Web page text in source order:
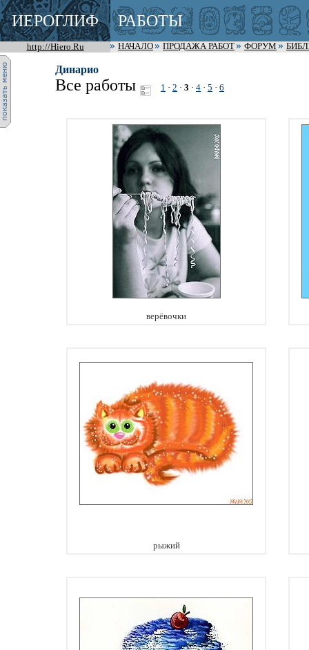
ИЕРОГЛИФ РАБОТЫ
http://Hiero.Ru НАЧАЛО ПРОДАЖА РАБОТ ФОРУМ
Динарио
Все работы 1 · 2 · 3 · 4 · 5 · 6
верёвочки
рыжий